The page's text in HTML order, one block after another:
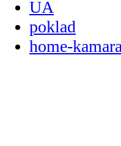
UA
poklad
home-